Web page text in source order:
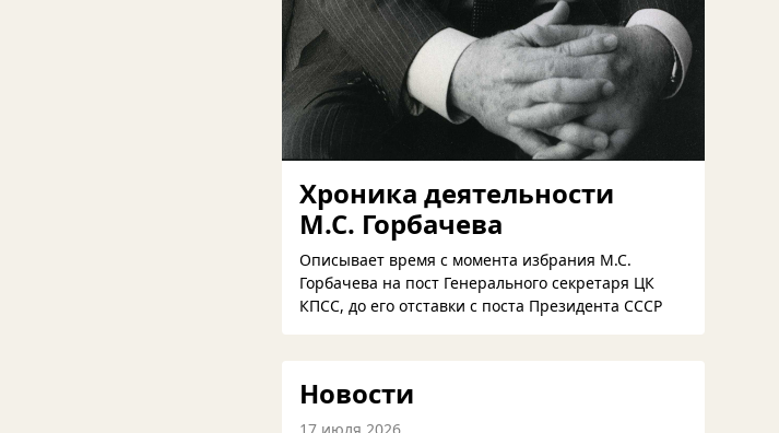
Хроника деятельности
М.С. Горбачева
Описывает время с момента избрания М.С.
Горбачева на пост Генерального секретаря ЦК
КПСС, до его отставки с поста Президента СССР
Новости